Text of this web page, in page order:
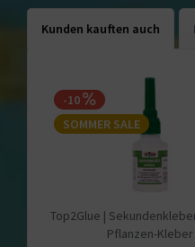
Kunden kauften auch
-10
SOMMER SALE
Top2Glue |
Pflanzen-Kleber